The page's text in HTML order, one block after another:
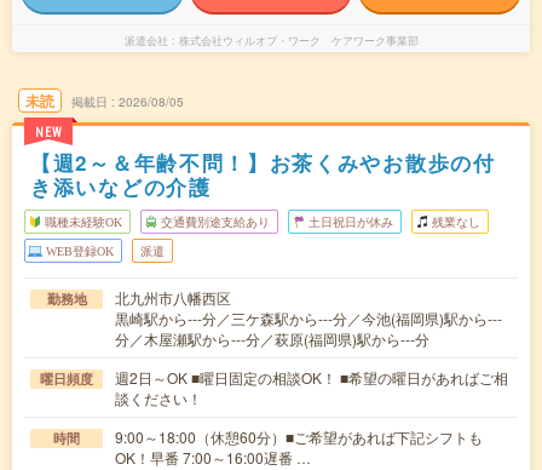
派遣会社 株式会社ウィルオブ・ワーク ケアワーク事業部
未読
NEW
掲載日 2026/08/05
【週2～＆年齢不問！】お茶くみやお散歩の付
き添いなどの介護
職種未経験OK 交通費別途支給あり 土日祝日が休み 残業なし
WEB登録OK 派遣
勤務地
北九州市八幡西区
黒崎駅から---分／三ケ森駅から---分／今池(福岡県)駅から---
分／木屋瀬駅から---分／萩原(福岡県)駅から---分
曜日頻度
週2日～OK ■曜日固定の相談OK！ ■希望の曜日があればご相
談ください！
時間
9:00～18:00（休憩60分）■ご希望があれば下記シフトも
OK！早番 7:00～16:00遅番 …